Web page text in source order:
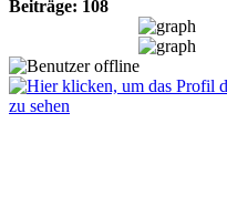
Beiträge: 108